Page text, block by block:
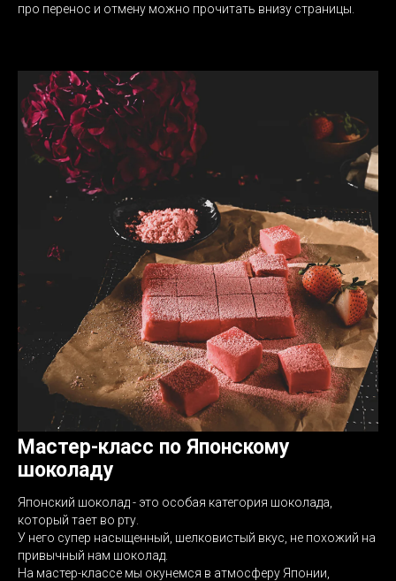
про перенос и отмену можно прочитать внизу страницы.
Мастер-класс по Японскому
шоколаду
Японский шоколад - это особая категория шоколада,
который тает во рту.
У него супер насыщенный, шелковистый вкус, не похожий на
привычный нам шоколад.
На мастер-классе мы окунемся в атмосферу Японии,